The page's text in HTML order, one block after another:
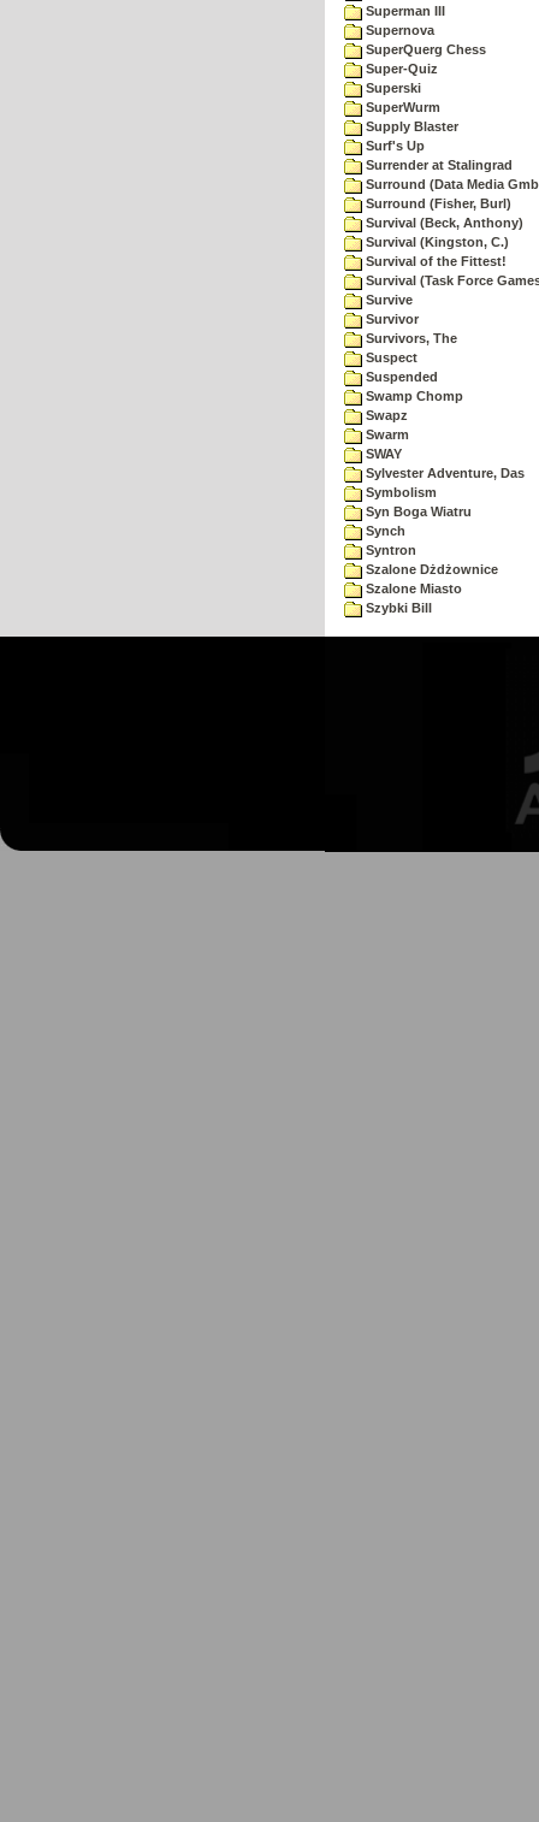
Superman III
Supernova
SuperQuerg Chess
Super-Quiz
Superski
SuperWurm
Supply Blaster
Surf's Up
Surrender at Stalingrad
Surround (Data Media
Surround (Fisher, Burl)
Survival (Beck, Anthony)
Survival (Kingston, C.)
Survival of the Fittest!
Survival (Task Force
Survive
Survivor
Survivors, The
Suspect
Suspended
Swamp Chomp
Swapz
Swarm
SWAY
Sylvester Adventure, Das
Symbolism
Syn Boga Wiatru
Synch
Syntron
Szalone Dżdżownice
Szalone Miasto
Szybki Bill